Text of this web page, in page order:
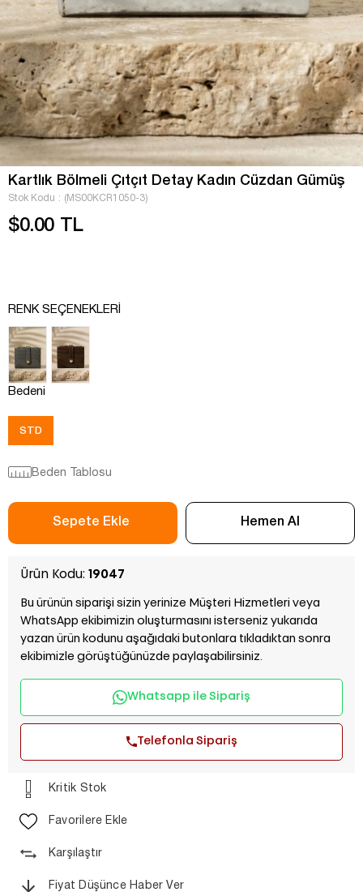
Kartlık Bölmeli Çıtçıt Detay Kadın Cüzdan Gümüş
Stok Kodu (MS00KCR1050-3)
$0.00 TL
RENK SEÇENEKLERI
Bedeni
STD
Beden Tablosu
Ürün Kodu: 19047
Bu ürünün siparişi sizin yerinize Müşteri Hizmetleri veya
WhatsApp ekibimizin oluşturmasını isterseniz yukarıda
yazan ürün kodunu aşağıdaki butonlara tıkladıktan sonra
ekibimizle görüştüğünüzde paylaşabilirsiniz.
Whatsapp ile Sipariş
Telefonla Sipariş
Kritik Stok
Favorilere Ekle
Karşılaştır
Fiyat Düşünce Haber Ver